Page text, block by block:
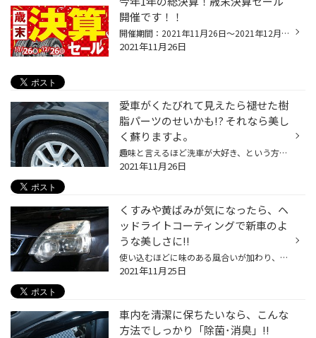
開催です！！
開催期間：2021年11月26日～2021年12月26日 今年もいよいよ残り僅かとなりました。今年もコロナの影響で色々な方々が大変な思いをされたことと思います。やっと少しコロナ情勢も落ち着きを見せており、少しずつ普段の生活に戻ってきていると感じます。そのような中でも平素よりタイヤ館を御贔屓に頂...
2021年11月26日
愛車がくたびれて見えたら褪せた樹
脂パーツのせいかも!? それなら美し
く蘇りますよ。
趣味と言えるほど洗車が大好き、という方は愛車がいつもピカピカかもしれませんが、それでも時が経てばいろいろな場所に経年劣化が感じられるものです。当店では美しさを保つために、ボディやヘッドライトのコーティングをおすすめしていますが、クルマを若々しく見せるためにはもうひとつ気にかけ...
2021年11月26日
くすみや黄ばみが気になったら、ヘ
ッドライトコーティングで新車のよ
うな美しさに!!
使い込むほどに味のある風合いが加わり、愛着も増していく。そんなふうに、エイジングが楽しめる“お気に入りの道具やモノ”に囲まれた生活ってとてもあこがれます。でも、クルマに関しては、これって当てはまりませんよね。いつも調子よく、内外装もパリッと新車のようであってほしいものです。 とは...
2021年11月25日
車内を清潔に保ちたいなら、こんな
方法でしっかり「除菌･消臭」!!